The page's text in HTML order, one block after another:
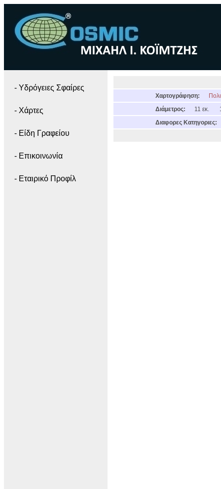
- Yδρόγειες Σφαίρες
- Χάρτες
- Είδη Γραφείου
- Επικοινωνία
- Εταιρικό Προφίλ
Χαρτογράφηση:
Διάμετρος:
11 εκ.
Διαφορες Κατηγοριες: